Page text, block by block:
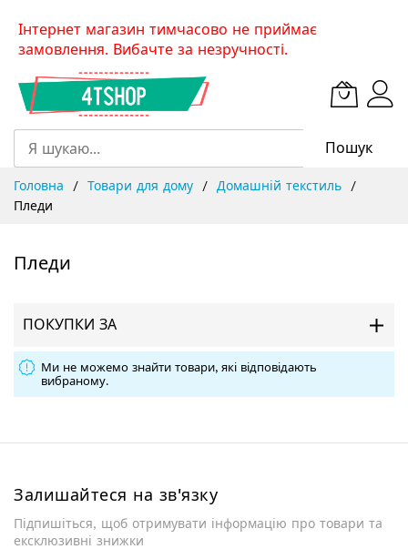
SkipІнтернет магазин тимчасово не приймає
замовлення. Вибачте за незручності.
Пошук
Головна Товари для дому
Домашній текстиль
Пледи
Пледи
ПОКУПКИ ЗА
Ми не можемо знайти товари, які відповідають
вибраному.
Залишайтеся на зв'язку
Підпишіться, щоб отримувати інформацію про товари та
ексклюзивні знижки